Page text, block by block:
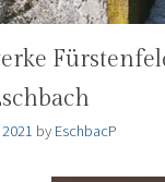
by EschbacP